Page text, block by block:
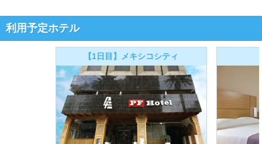
利用予定ホテル
【1日目】メキシコシティ